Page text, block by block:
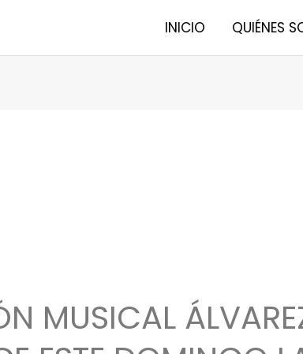
INICIO QUIÉNES
MUSICAL